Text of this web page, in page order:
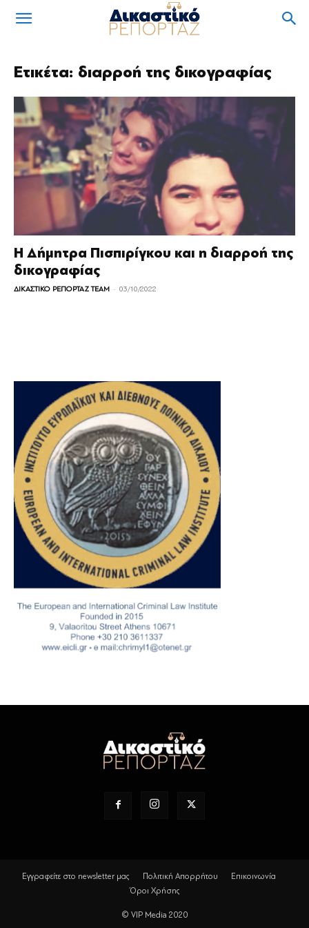
Ετικέτα: διαρροή της δικογραφίας
Η Δήμητρα Πισπιρίγκου και η διαρροή της
δικογραφίας
ΔΙΚΑΣΤΙΚΟ ΡΕΠΟΡΤΑΖ TEAM - 03/10/2022
Εγγραφείτε στο newsletter μας Πολιτική Απορρήτου
Επικοινωνία
Όροι Χρήσης
© VIP Media 2020